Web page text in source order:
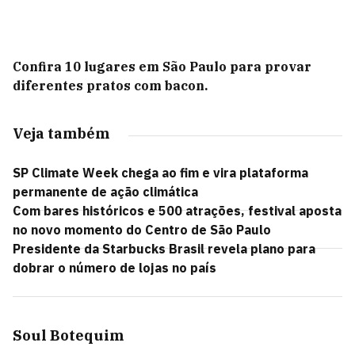
Confira 10 lugares em São Paulo para provar
diferentes pratos com bacon.
Veja também
SP Climate Week chega ao fim e vira plataforma
permanente de ação climática
Com bares históricos e 500 atrações, festival aposta
no novo momento do Centro de São Paulo
Presidente da Starbucks Brasil revela plano para
dobrar o número de lojas no país
Soul Botequim